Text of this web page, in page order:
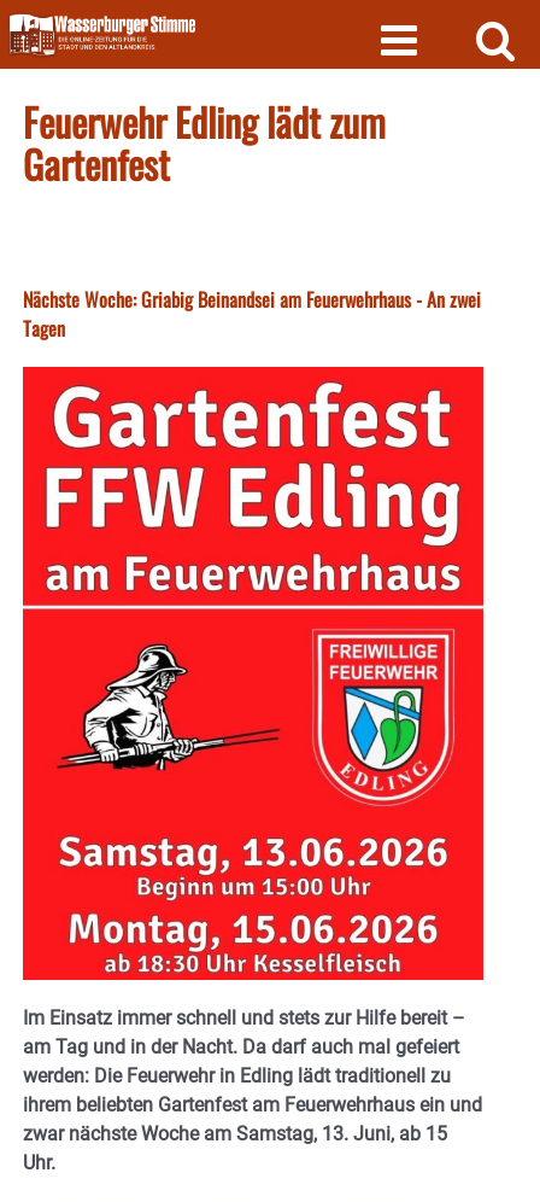
Skip
to
content
Feuerwehr Edling lädt zum
Gartenfest
Nächste Woche: Griabig Beinandsei am Feuerwehrhaus - An zwei
Tagen
Im Einsatz immer schnell und stets zur Hilfe bereit –
am Tag und in der Nacht. Da darf auch mal gefeiert
werden: Die Feuerwehr in Edling lädt traditionell zu
ihrem beliebten Gartenfest am Feuerwehrhaus ein und
zwar nächste Woche am Samstag, 13. Juni, ab 15
Uhr.